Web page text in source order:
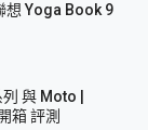
想 Yoga Book 9
與 Moto |
箱 評測